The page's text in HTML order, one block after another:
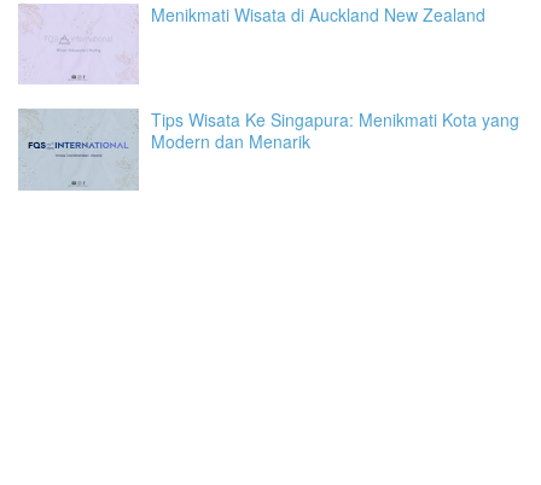
Menikmati Wisata di Auckland New Zealand
Tips Wisata Ke Singapura: Menikmati Kota yang
Modern dan Menarik